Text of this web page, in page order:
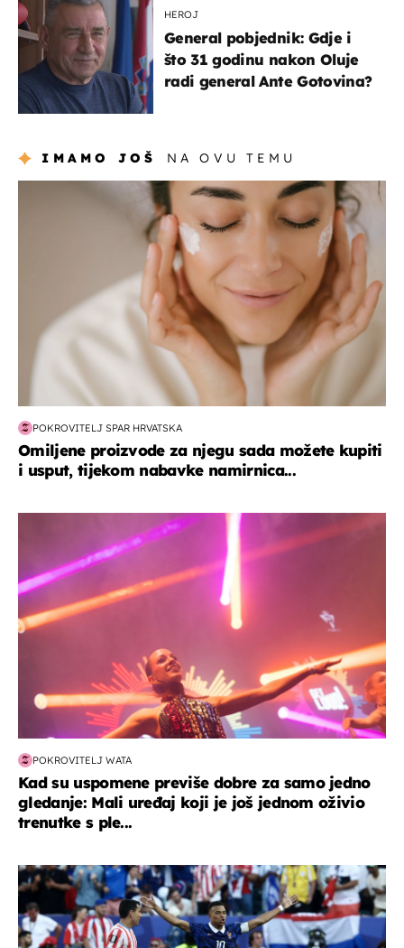
HEROJ
General pobjednik: Gdje i
što 31 godinu nakon Oluje
radi general Ante Gotovina?
IMAMO JOŠ NA OVU TEMU
moda & ljepota
POKROVITELJ SPAR HRVATSKA
Omiljene proizvode za njegu sada možete kupiti
i usput, tijekom nabavke namirnica...
POKROVITELJ WATA
Kad su uspomene previše dobre za samo jedno
gledanje: Mali uređaj koji je još jednom oživio
trenutke s ple...
svjetsko prvenstvo 2026